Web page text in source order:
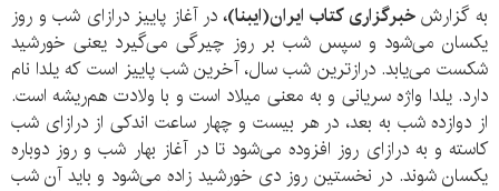
به گزارشخبرگزاری کتاب ایران(ایبنا)،در آغاز پاییز درازای شب و روز
یکسان می‌شود و سپس شب بر روز چیرگی می‌گیرد یعنی خورشید
شکست می‌یابد. درازترین شب سال، آخرین شب پاییز است که یلدا نام
دارد. یلدا واژه سریانی و به معنی میلاد است و با ولادت هم‌ریشه است.
از دوازده شب به بعد، در هر بیست و چهار ساعت اندکی از درازای شب
کاسته و به درازای روز افزوده می‌شود تا در آغاز بهار شب و روز دوباره
یکسان شوند. در نخستین روز دی خورشید زاده می‌شود و باید آن شب